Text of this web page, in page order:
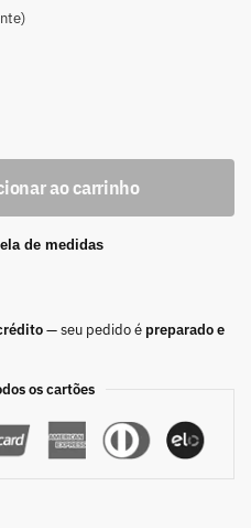
ao carrinho
de medidas
— seu pedido é preparado e
os cartões